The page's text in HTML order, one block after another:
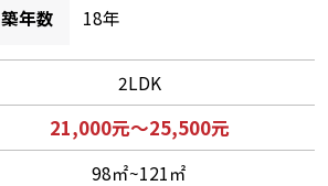
築年数 18年
2LDK
21,000元～25,500元
98㎡~121㎡